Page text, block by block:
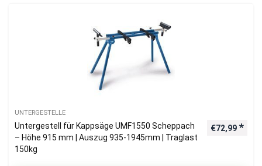
UNTERGESTELLE
Untergestell für Kappsäge UMF1550 Scheppach
– Höhe 915 mm | Auszug 935-1945mm | Traglast
150kg
€72,99